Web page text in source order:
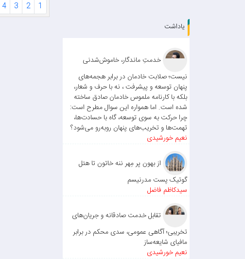
1
2
3
4
یاداشت
خدمتِ ماندگار، خاموش‌شدنی
نیست؛ صلابت خادمان در برابر هجمه‌های
پنهان توسعه و پیشرفت ، نه با حرف و شعار،
بلکه با کارنامه ملموس خادمان صادق ساخته
شده است. اما همواره این سوال مطرح است:
چرا حرکت به سوی توسعه، گاه با حسادت‌ها،
تهمت‌ها و تخریب‌های پنهان روبه‌رو می‌شود؟
نعیم خورشیدی
از بهون پر مِهر ننه خاتون تا هتل
گوتیک پست مدرنیسم
سیدکاظم فاضل
تقابل خدمت صادقانه و جریان‌های
تخریبی؛ آگاهی عمومی، سدی محکم در برابر
مافیای شایعه‌ساز
نعیم خورشیدی